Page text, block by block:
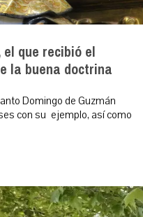
que recibió el
la buena doctrina
Domingo de Guzmán
con su ejemplo, así como